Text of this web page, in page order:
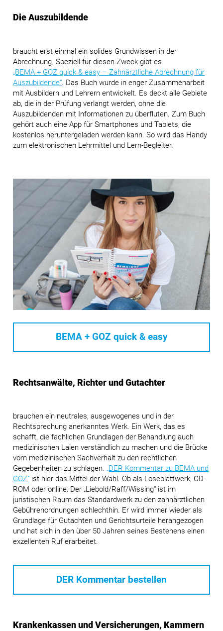
Die Auszubildende
braucht erst einmal ein solides Grundwissen in der
Abrechnung. Speziell für diesen Zweck gibt es
„BEMA + GOZ quick & easy – Zahnärztliche Abrechnung für
Auszubildende“. Das Buch wurde in enger Zusammenarbeit
mit Ausbildern und Lehrern entwickelt. Es deckt alle Gebiete
ab, die in der Prüfung verlangt werden, ohne die
Auszubildenden mit Informationen zu überfluten. Zum Buch
gehört auch eine App für Smartphones und Tablets, die
kostenlos heruntergeladen werden kann. So wird das Handy
zum elektronischen Lehrmittel und Lern-Begleiter.
BEMA + GOZ quick & easy
Rechtsanwälte, Richter und Gutachter
brauchen ein neutrales, ausgewogenes und in der
Rechtsprechung anerkanntes Werk. Ein Werk, das es
schafft, die fachlichen Grundlagen der Behandlung auch
medizinischen Laien verständlich zu machen und die Brücke
vom medizinischen Sachverhalt zu den rechtlichen
Gegebenheiten zu schlagen.„DER Kommentar zu BEMA und
GOZ“ ist hier das Mittel der Wahl. Ob als Loseblattwerk, CD-
ROM oder online: Der „Liebold/Raff/Wissing“ ist im
juristischen Raum das Standardwerk zu den zahnärztlichen
Gebührenordnungen schlechthin. Er wird immer wieder als
Grundlage für Gutachten und Gerichtsurteile herangezogen
und hat sich in den über 50 Jahren seines Bestehens einen
exzellenten Ruf erarbeitet.
DER Kommentar bestellen
Krankenkassen und Versicherungen, Kammern